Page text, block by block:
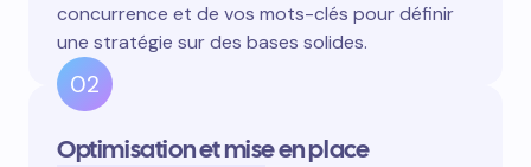
concurrence et de vos mots-clés pour définir
une stratégie sur des bases solides.
02
Optimisation et mise en place